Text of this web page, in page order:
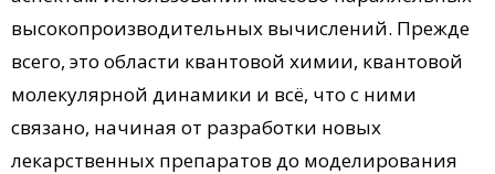
высокопроизводительных вычислений. Прежде
всего, это области квантовой химии, квантовой
молекулярной динамики и всё, что с ними
связано, начиная от разработки новых
лекарственных препаратов до моделирования